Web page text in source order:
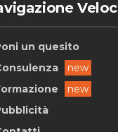
un quesito
new
new